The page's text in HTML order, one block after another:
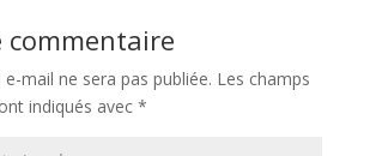
commentaire
mail ne sera pas publiée. Les champs
indiqués avec *